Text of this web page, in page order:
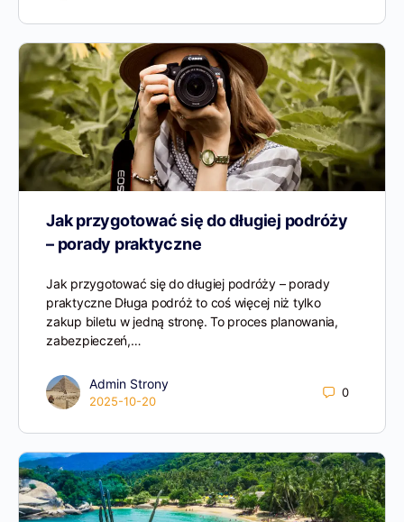
Jak przygotować się do długiej podróży
– porady praktyczne
Jak przygotować się do długiej podróży – porady
praktyczne Długa podróż to coś więcej niż tylko
zakup biletu w jedną stronę. To proces planowania,
zabezpieczeń,…
Admin Strony
2025-10-20
0